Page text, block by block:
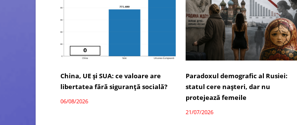
China, UE și SUA: ce valoare are
libertatea fără siguranță socială?
06/08/2026
Paradoxul demografic al Rusiei:
statul cere nașteri, dar nu
protejează femeile
21/07/2026